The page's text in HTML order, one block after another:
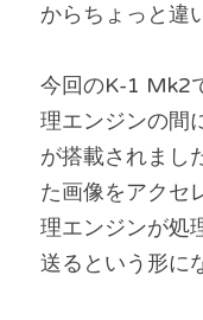
からちょっと違
今回のK-1 Mk2
理エンジンの間
が搭載されまし
た画像をアクセ
理エンジンが処
送るという形に